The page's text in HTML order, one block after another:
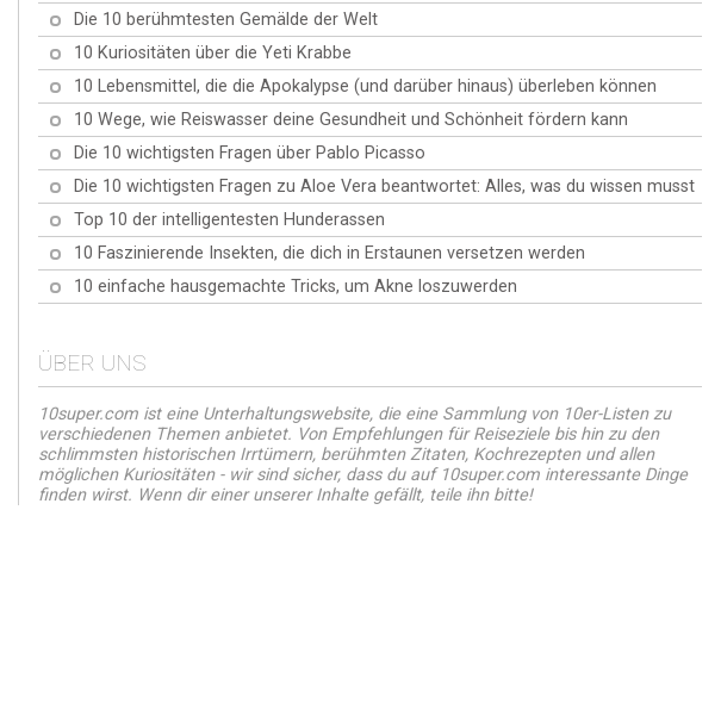
effektiver Redner werden. In diesem Artikel geben wir dir
10 Tipps, die dir helfen, deine Redeangst zu überwinden
und ein Meister auf der Bühne zu werden.
die Geheimnisse deiner innersten Gedanken und Gefühle
zu lüften.
Die 10 berühmtesten Gemälde der Welt
10 Kuriositäten über die Yeti Krabbe
10 Lebensmittel, die die Apokalypse (und darüber hinaus) überleben können
10 Wege, wie Reiswasser deine Gesundheit und Schönheit fördern kann
Die 10 wichtigsten Fragen über Pablo Picasso
Die 10 wichtigsten Fragen zu Aloe Vera beantwortet: Alles, was du wissen musst
Top 10 der intelligentesten Hunderassen
10 Faszinierende Insekten, die dich in Erstaunen versetzen werden
10 einfache hausgemachte Tricks, um Akne loszuwerden
ÜBER UNS
10super.com ist eine Unterhaltungswebsite, die eine Sammlung von 10er-Listen zu
verschiedenen Themen anbietet. Von Empfehlungen für Reiseziele bis hin zu den
schlimmsten historischen Irrtümern, berühmten Zitaten, Kochrezepten und allen
möglichen Kuriositäten - wir sind sicher, dass du auf 10super.com interessante Dinge
finden wirst. Wenn dir einer unserer Inhalte gefällt, teile ihn bitte!